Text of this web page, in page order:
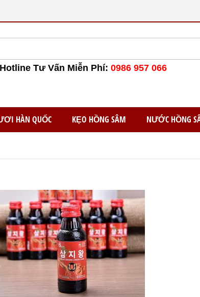
Hotline Tư Vấn Miễn Phí: 0986 957 066
HÀN QUỐC KẸO HỒNG SÂM NƯỚC HỒNG